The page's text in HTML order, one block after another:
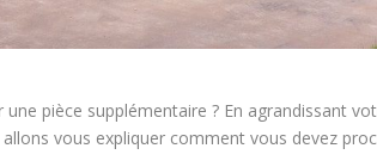
pièce supplémentaire ? En agrandissant
vous expliquer comment vous devez